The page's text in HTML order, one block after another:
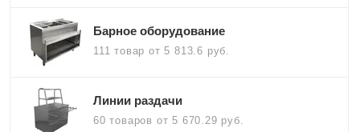
Барное оборудование
111 товар от 5 813.6 руб.
Линии раздачи
60 товаров от 5 670.29 руб.